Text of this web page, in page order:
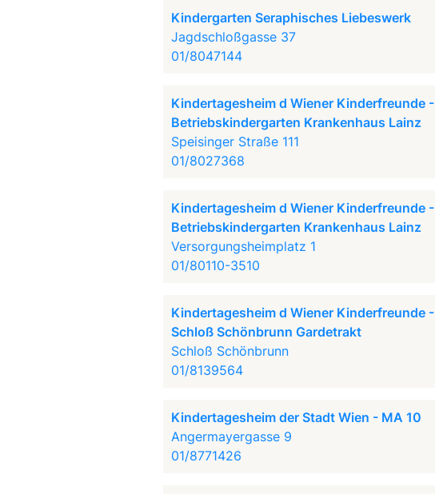
Kindergarten Seraphisches Liebeswerk
Jagdschloßgasse 37
01/8047144
Kindertagesheim d Wiener Kinderfreunde -
Betriebskindergarten Krankenhaus Lainz
Speisinger Straße 111
01/8027368
Kindertagesheim d Wiener Kinderfreunde -
Betriebskindergarten Krankenhaus Lainz
Versorgungsheimplatz 1
01/80110-3510
Kindertagesheim d Wiener Kinderfreunde -
Schloß Schönbrunn Gardetrakt
Schloß Schönbrunn
01/8139564
Kindertagesheim der Stadt Wien - MA 10
Angermayergasse 9
01/8771426